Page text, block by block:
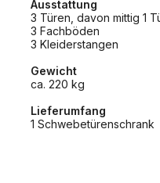
Ausstattung
3 Türen, davon mittig 1
3 Fachböden
3 Kleiderstangen
Gewicht
ca. 220 kg
Lieferumfang
1 Schwebetürenschrank